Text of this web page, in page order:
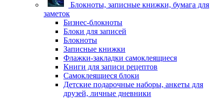
Блокноты, записные книжки, бумага для
заметок
Бизнес-блокноты
Блоки для записей
Блокноты
Записные книжки
Флажки-закладки самоклеящиеся
Книги для записи рецептов
Самоклеящиеся блоки
Детские подарочные наборы, анкеты для
друзей, личные дневники